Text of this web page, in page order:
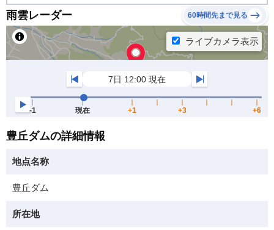
雨雲レーダー 60時間先まで見る
豊丘ダムの詳細情報
地点名称
豊丘ダム
所在地